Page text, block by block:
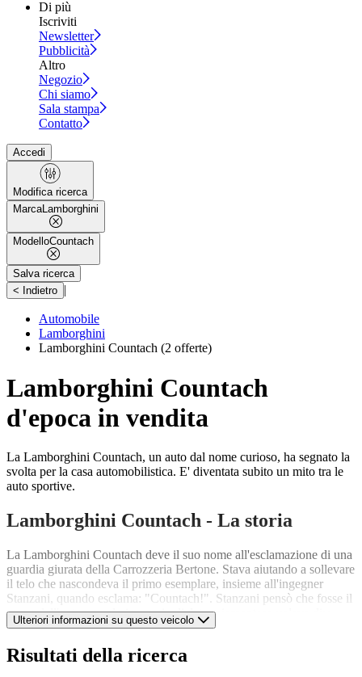
Di più
Iscriviti
Newsletter
Pubblicità
Altro
Negozio
Chi siamo
Sala stampa
Contatto
Accedi
Modifica ricerca
MarcaLamborghini
ModelloCountach
Salva ricerca
< Indietro |
Automobile
Lamborghini
Lamborghini Countach (2 offerte)
Lamborghini Countach
d'epoca in vendita
La Lamborghini Countach, un auto dal nome curioso, ha segnato la
svolta per la casa automobilistica. E' diventata subito un mito tra le
auto sportive.
Lamborghini Countach - La storia
La Lamborghini Countach deve il suo nome all'esclamazione di una
guardia giurata della Carrozzeria Bertone. Stava aiutando a sollevare
il telo che nascondeva il primo esemplare, insieme all'ingegner
Stanzani, quando esclama: "Countach!". Stanzani pensò che fosse il
nome dell'auto quando invece in dialetto piemontese voleva dire
semplicemente "mamma mia". Da qui nasce il suo nome. L'auto,
nel 1971, al Salone di Ginevra e fu subito stupore: una forma
Ulteriori informazioni su questo veicolo
Risultati della ricerca